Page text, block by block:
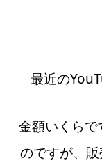
最近の
金額いくらで
のですが、